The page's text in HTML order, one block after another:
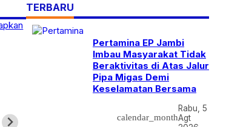
TERBARU
Pertamina EP Jambi
Imbau Masyarakat Tidak
Beraktivitas di Atas Jalur
Pipa Migas Demi
Keselamatan Bersama
calendar_month
Rabu, 5
Agt